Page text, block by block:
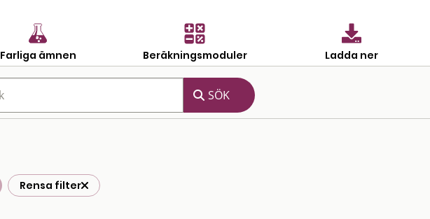
Farliga ämnen Beräkningsmoduler Ladda ner
Rensa filter